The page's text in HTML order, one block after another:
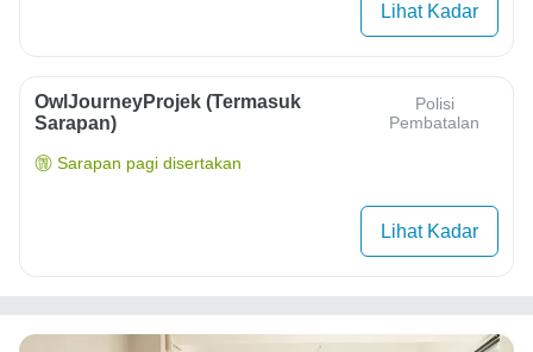
Lihat Kadar
OwlJourneyProjek (Termasuk
Sarapan)
Polisi
Pembatalan
Sarapan pagi disertakan
Lihat Kadar